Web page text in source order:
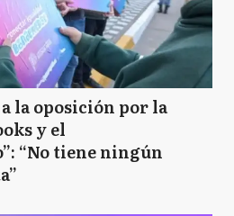
la oposición por la
y el
“No tiene ningún